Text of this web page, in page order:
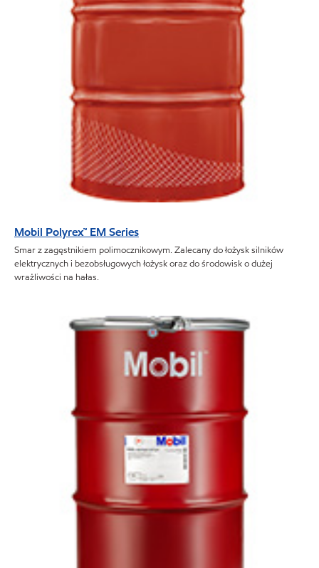
Mobil Polyrex™ EM Series
Smar z zagęstnikiem polimocznikowym. Zalecany do łożysk silników
elektrycznych i bezobsługowych łożysk oraz do środowisk o dużej
wrażliwości na hałas.